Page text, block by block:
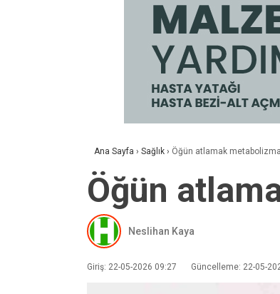
Ana Sayfa › Sağlık › Öğün atlamak
Öğün
Neslihan Kaya
Giriş: 22-05-2026 09:27 Güncelleme: 22-05-